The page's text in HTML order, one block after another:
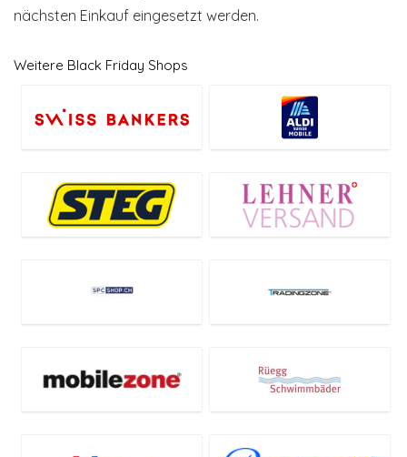
nächsten Einkauf eingesetzt werden.
Weitere Black Friday Shops